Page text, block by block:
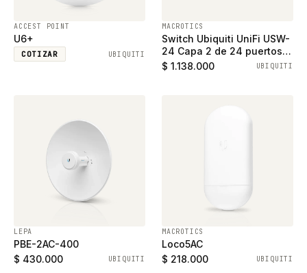
ACCEST POINT
U6+
COTIZAR UBIQUITI
MACROTICS
Switch Ubiquiti UniFi USW-
24 Capa 2 de 24 puertos
ethernet gigabit y 2
$ 1.138.000 UBIQUITI
LEPA
PBE-2AC-400
$ 430.000
UBIQUITI
MACROTICS
Loco5AC
$ 218.000
UBIQUITI